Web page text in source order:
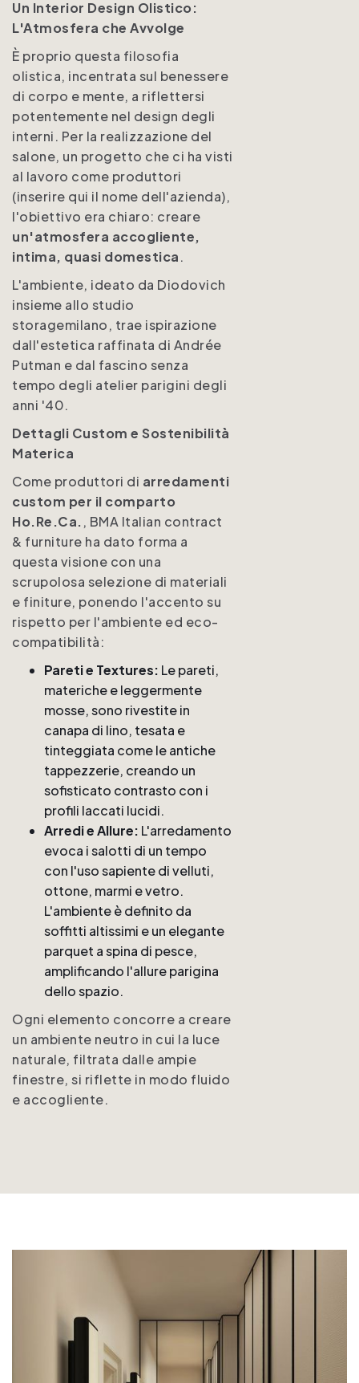
Un Interior Design Olistico:
L'Atmosfera che Avvolge
È proprio questa filosofia
olistica, incentrata sul benessere
di corpo e mente, a riflettersi
potentemente nel design degli
interni. Per la realizzazione del
salone, un progetto che ci ha visti
al lavoro come produttori
(inserire qui il nome dell'azienda),
l'obiettivo era chiaro: creare
un'atmosfera accogliente,
intima, quasi domestica.
L'ambiente, ideato da Diodovich
insieme allo studio
storagemilano, trae ispirazione
dall'estetica raffinata di Andrée
Putman e dal fascino senza
tempo degli atelier parigini degli
anni '40.
Dettagli Custom e Sostenibilità
Materica
Come produttori di arredamenti
custom per il comparto
Ho.Re.Ca., BMA Italian contract
& furniture ha dato forma a
questa visione con una
scrupolosa selezione di materiali
e finiture, ponendo l'accento su
rispetto per l'ambiente ed eco-
compatibilità:
Pareti e Textures: Le pareti,
materiche e leggermente
mosse, sono rivestite in
canapa di lino, tesata e
tinteggiata come le antiche
tappezzerie, creando un
sofisticato contrasto con i
profili laccati lucidi.
Arredi e Allure: L'arredamento
evoca i salotti di un tempo
con l'uso sapiente di velluti,
ottone, marmi e vetro.
L'ambiente è definito da
soffitti altissimi e un elegante
parquet a spina di pesce,
amplificando l'allure parigina
dello spazio.
Ogni elemento concorre a creare
un ambiente neutro in cui la luce
naturale, filtrata dalle ampie
finestre, si riflette in modo fluido
e accogliente.